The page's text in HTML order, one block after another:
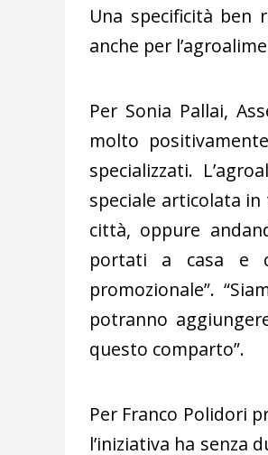
Una specificità ben
anche per
Per Sonia Pallai,
molto
specializzati.
speciale articolata
città, oppure
portati a casa e
promozionale”.
potranno
questo comparto”.
Per Franco Polidori
l’iniziativa ha senza